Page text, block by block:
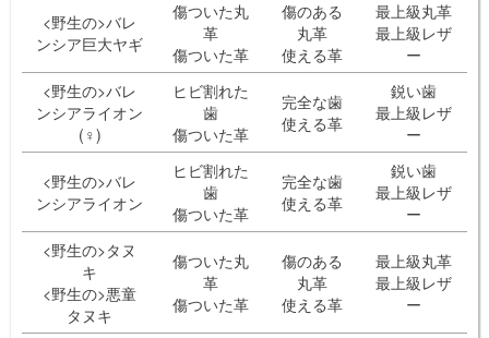
<野生の>バレ
ンシア巨大ヤギ
傷ついた丸
革
傷ついた革
傷のある
丸革
使える革
最上級丸革
最上級レザ
ー
<野生の>バレ
ンシアライオン
(♀)
ヒビ割れた
歯
傷ついた革
完全な歯
使える革
鋭い歯
最上級レザ
ー
<野生の>バレ
ンシアライオン
ヒビ割れた
歯
傷ついた革
完全な歯
使える革
鋭い歯
最上級レザ
ー
<野生の>タヌ
キ
<野生の>悪童
タヌキ
傷ついた丸
革
傷ついた革
傷のある
丸革
使える革
最上級丸革
最上級レザ
ー